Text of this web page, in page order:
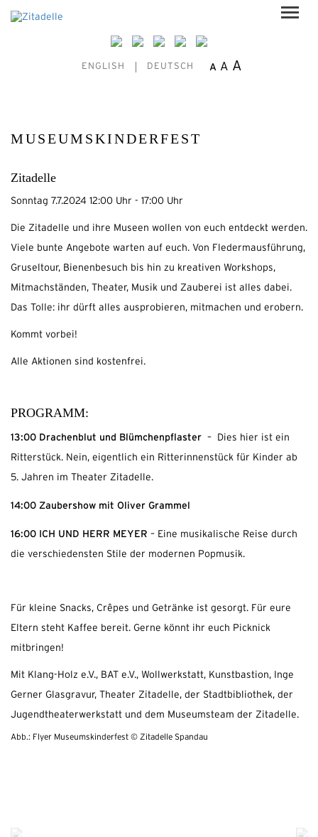
ENGLISH DEUTSCH A A A
MUSEUMSKINDERFEST
Zitadelle
Sonntag 7.7.2024 12:00 Uhr - 17:00 Uhr
Die Zitadelle und ihre Museen wollen von euch entdeckt werden.
Viele bunte Angebote warten auf euch. Von Fledermausführung,
Gruseltour, Bienenbesuch bis hin zu kreativen Workshops,
Mitmachständen, Theater, Musik und Zauberei ist alles dabei.
Das Tolle: ihr dürft alles ausprobieren, mitmachen und erobern.
Kommt vorbei!
Alle Aktionen sind kostenfrei.
PROGRAMM:
13:00 Drachenblut und Blümchenpflaster – Dies hier ist ein
Ritterstück. Nein, eigentlich ein Ritterinnenstück für Kinder ab
5. Jahren im Theater Zitadelle.
14:00 Zaubershow mit Oliver Grammel
16:00 ICH UND HERR MEYER – Eine musikalische Reise durch
die verschiedensten Stile der modernen Popmusik.
Für kleine Snacks, Crêpes und Getränke ist gesorgt. Für eure
Eltern steht Kaffee bereit. Gerne könnt ihr euch Picknick
mitbringen!
Mit Klang-Holz e.V., BAT e.V., Wollwerkstatt, Kunstbastion, Inge
Gerner Glasgravur, Theater Zitadelle, der Stadtbibliothek, der
Jugendtheaterwerkstatt und dem Museumsteam der Zitadelle.
Abb.: Flyer Museumskinderfest © Zitadelle Spandau